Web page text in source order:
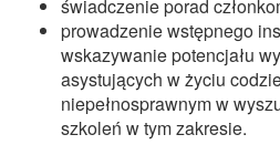
świadczenie porad
prowadzenie wstępnego
wskazywanie potencjału
asystujących w życiu
niepełnosprawnym w
szkoleń w tym zakresie.